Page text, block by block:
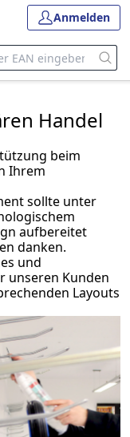
Anmelden
Handel
beim
Ihrem
sollte unter
aufbereitet
danken.
und
unseren Kunden
Layouts